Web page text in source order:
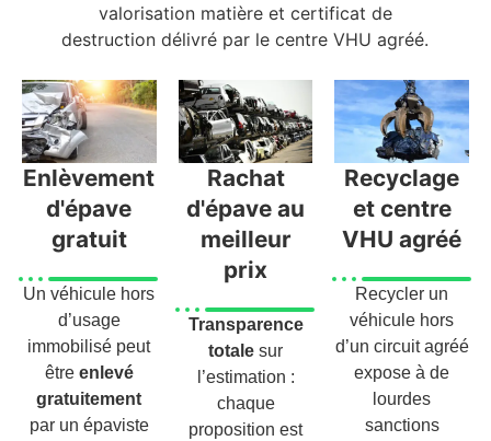
valorisation matière et certificat de
destruction délivré par le centre VHU agréé.
Enlèvement
d'épave
gratuit
Un véhicule hors
d’usage
immobilisé peut
être enlevé
gratuitement
par un épaviste
Rachat
d'épave au
meilleur
prix
Transparence
totale sur
l’estimation :
chaque
proposition est
Recyclage
et centre
VHU agréé
Recycler un
véhicule hors
d’un circuit agréé
expose à de
lourdes
sanctions